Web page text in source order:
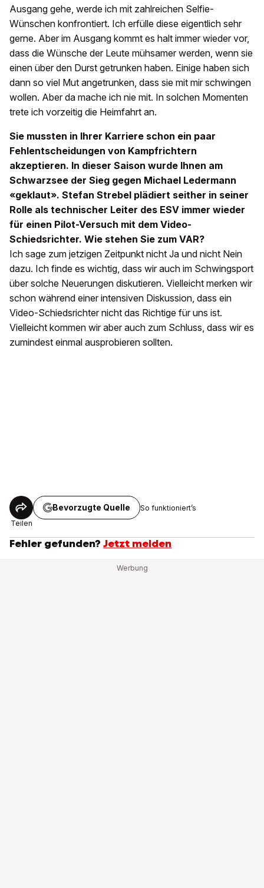
Ausgang gehe, werde ich mit zahlreichen Selfie-
Wünschen konfrontiert. Ich erfülle diese eigentlich sehr
gerne. Aber im Ausgang kommt es halt immer wieder vor,
dass die Wünsche der Leute mühsamer werden, wenn sie
einen über den Durst getrunken haben. Einige haben sich
dann so viel Mut angetrunken, dass sie mit mir schwingen
wollen. Aber da mache ich nie mit. In solchen Momenten
trete ich vorzeitig die Heimfahrt an.
Sie mussten in Ihrer Karriere schon ein paar
Fehlentscheidungen von Kampfrichtern
akzeptieren. In dieser Saison wurde Ihnen am
Schwarzsee der Sieg gegen Michael Ledermann
«geklaut». Stefan Strebel plädiert seither in seiner
Rolle als technischer Leiter des ESV immer wieder
für einen Pilot-Versuch mit dem Video-
Schiedsrichter. Wie stehen Sie zum VAR?
Ich sage zum jetzigen Zeitpunkt nicht Ja und nicht Nein
dazu. Ich finde es wichtig, dass wir auch im Schwingsport
über solche Neuerungen diskutieren. Vielleicht merken wir
schon während einer intensiven Diskussion, dass ein
Video-Schiedsrichter nicht das Richtige für uns ist.
Vielleicht kommen wir aber auch zum Schluss, dass wir es
zumindest einmal ausprobieren sollten.
Teilen
Bevorzugte Quelle So funktioniert’s
Fehler gefunden? Jetzt melden